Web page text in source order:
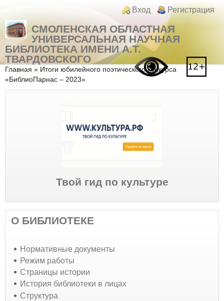
Перейти к основному содержанию
Login links
Вход Регистрация
СМОЛЕНСКАЯ ОБЛАСТНАЯ
УНИВЕРСАЛЬНАЯ НАУЧНАЯ
БИБЛИОТЕКА ИМЕНИ А.Т.
ТВАРДОВСКОГО
Вы здесь
Главная » Итоги юбилейного поэтического конкурса
«БиблиоПарнас – 2023»
Твой гид по культуре
О БИБЛИОТЕКЕ
Нормативные документы
Режим работы
Страницы истории
История библиотеки в лицах
Структура